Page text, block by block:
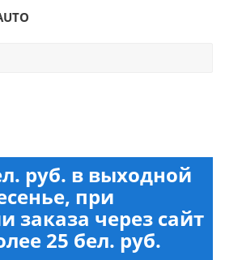
руб. в выходной
при
заказа через сайт
25 бел. руб.